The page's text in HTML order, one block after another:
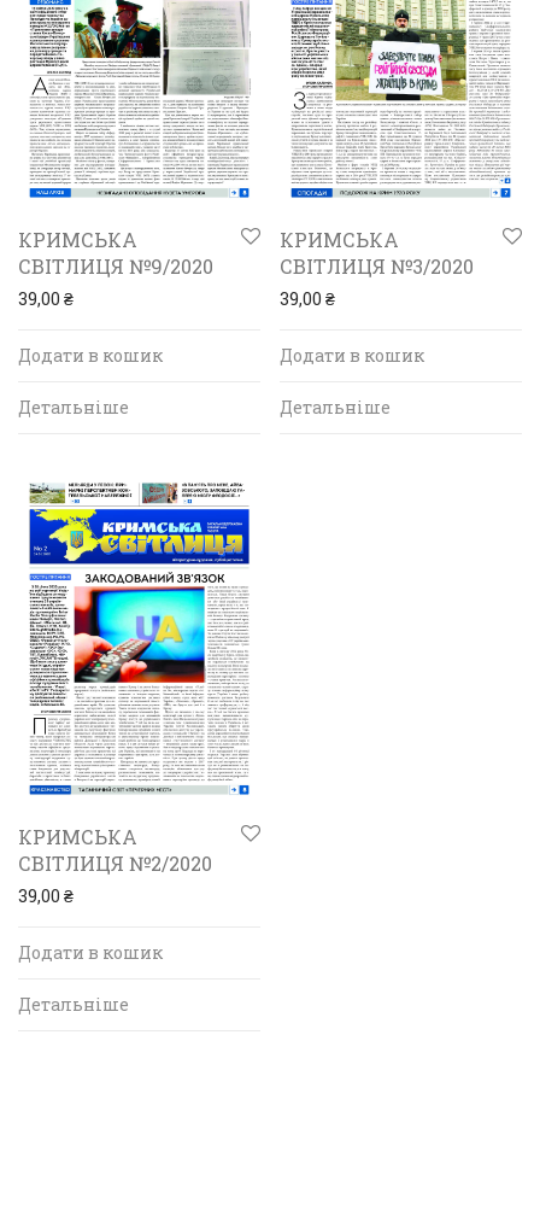
КРИМСЬКА
СВІТЛИЦЯ №9/2020
39,00 ₴
Додати в кошик
Детальніше
КРИМСЬКА
СВІТЛИЦЯ №3/2020
39,00 ₴
Додати в кошик
Детальніше
КРИМСЬКА
СВІТЛИЦЯ №2/2020
39,00 ₴
Додати в кошик
Детальніше